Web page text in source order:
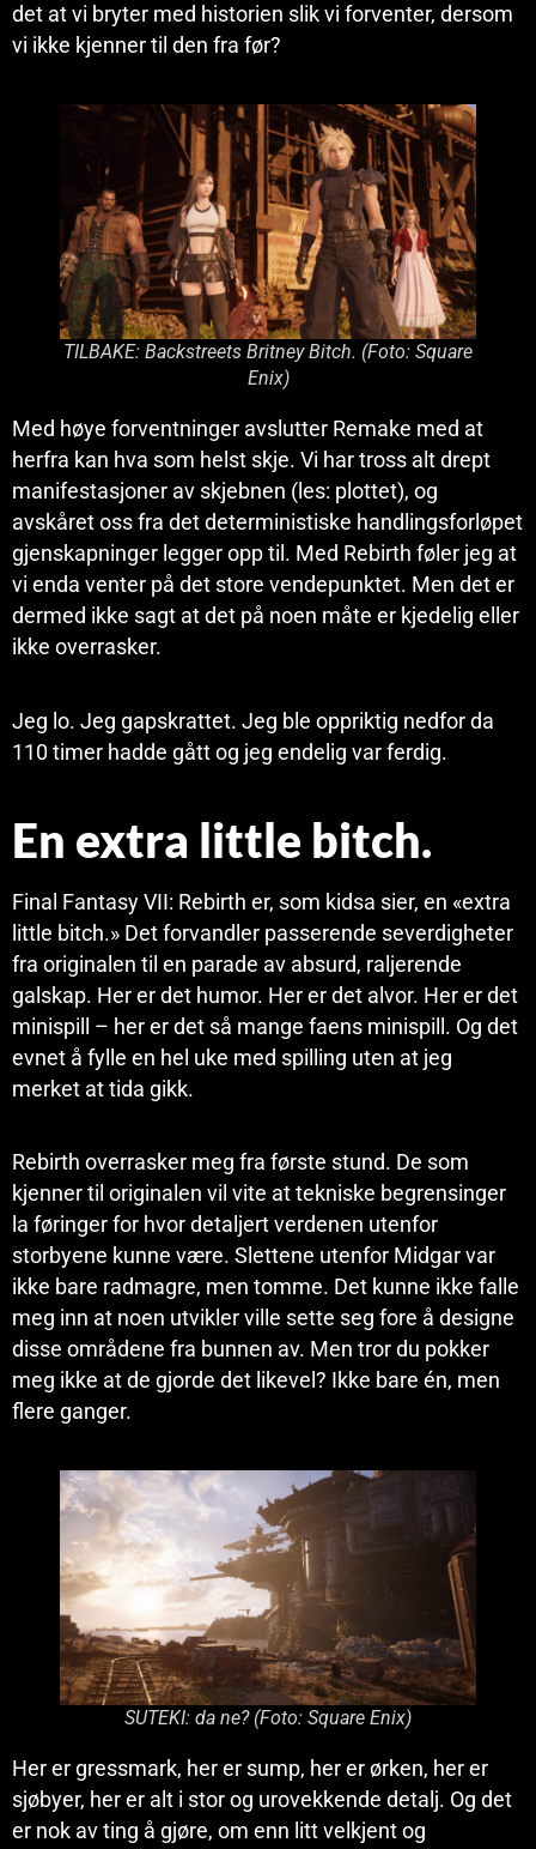
det at vi bryter med historien slik vi forventer, dersom
vi ikke kjenner til den fra før?
TILBAKE: Backstreets Britney Bitch. (Foto: Square
Enix)
Med høye forventninger avslutter Remake med at
herfra kan hva som helst skje. Vi har tross alt drept
manifestasjoner av skjebnen (les: plottet), og
avskåret oss fra det deterministiske handlingsforløpet
gjenskapninger legger opp til. Med Rebirth føler jeg at
vi enda venter på det store vendepunktet. Men det er
dermed ikke sagt at det på noen måte er kjedelig eller
ikke overrasker.
Jeg lo. Jeg gapskrattet. Jeg ble oppriktig nedfor da
110 timer hadde gått og jeg endelig var ferdig.
En extra little bitch.
Final Fantasy VII: Rebirth er, som kidsa sier, en «extra
little bitch.» Det forvandler passerende severdigheter
fra originalen til en parade av absurd, raljerende
galskap. Her er det humor. Her er det alvor. Her er det
minispill – her er det så mange faens minispill. Og det
evnet å fylle en hel uke med spilling uten at jeg
merket at tida gikk.
Rebirth overrasker meg fra første stund. De som
kjenner til originalen vil vite at tekniske begrensinger
la føringer for hvor detaljert verdenen utenfor
storbyene kunne være. Slettene utenfor Midgar var
ikke bare radmagre, men tomme. Det kunne ikke falle
meg inn at noen utvikler ville sette seg fore å designe
disse områdene fra bunnen av. Men tror du pokker
meg ikke at de gjorde det likevel? Ikke bare én, men
flere ganger.
SUTEKI: da ne? (Foto: Square Enix)
Her er gressmark, her er sump, her er ørken, her er
sjøbyer, her er alt i stor og urovekkende detalj. Og det
er nok av ting å gjøre, om enn litt velkjent og